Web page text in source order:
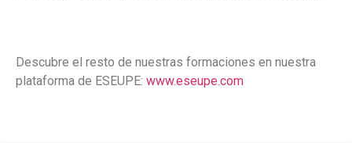
Descubre el resto de nuestras formaciones en nuestra
plataforma de ESEUPE: www.eseupe.com